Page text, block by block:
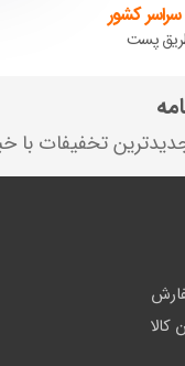
سراسر کشور
طریق پست
تخفیفات با
کالا